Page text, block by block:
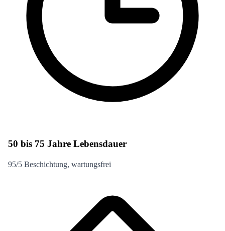
50 bis 75 Jahre Lebensdauer
95/5 Beschichtung, wartungsfrei